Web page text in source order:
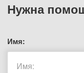
Нужна
Имя: